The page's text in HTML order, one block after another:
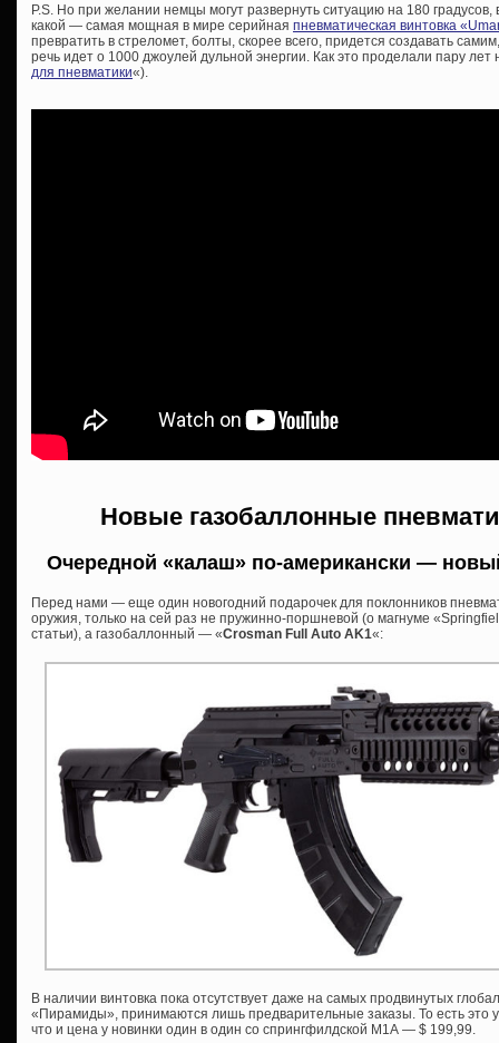
P.S. Но при желании немцы могут развернуть ситуацию на 180 градусов,
какой — самая мощная в мире серийная пневматическая винтовка
превратить в стреломет, болты, скорее всего, придется создавать
речь идет о 1000 джоулей дульной энергии. Как это проделали пару
для пневматики«).
Новые газобаллонные
Очередной «калаш» по-американски —
Перед нами — еще один новогодний подарочек для поклонников
оружия, только на сей раз не пружинно-поршневой (о магнуме
статьи), а газобаллонный — «Crosman Full Auto AK1«:
В наличии винтовка пока отсутствует даже на самых продвинутых
«Пирамиды», принимаются лишь предварительные заказы. То есть это
что и цена у новинки один в один со спрингфилдской М1А — $ 199,99.